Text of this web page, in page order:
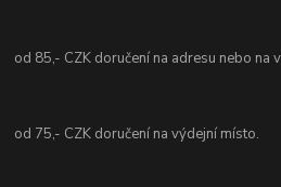
od 85,- CZK doručení na adresu nebo na
od 75,- CZK doručení na výdejní místo.